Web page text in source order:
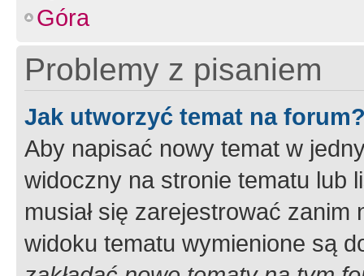
Góra
Problemy z pisaniem
Jak utworzyć temat na
Aby napisać nowy temat w
widoczny na stronie tematu lub
musiał się zarejestrować
widoku tematu wymienione są